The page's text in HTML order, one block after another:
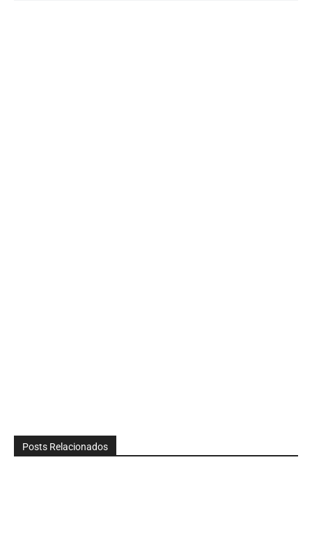
Posts Relacionados